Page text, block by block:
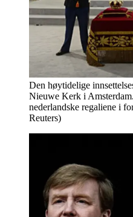
Den høytidelige
Nieuwe Kerk i
nederlandske regaliene i
Reuters)